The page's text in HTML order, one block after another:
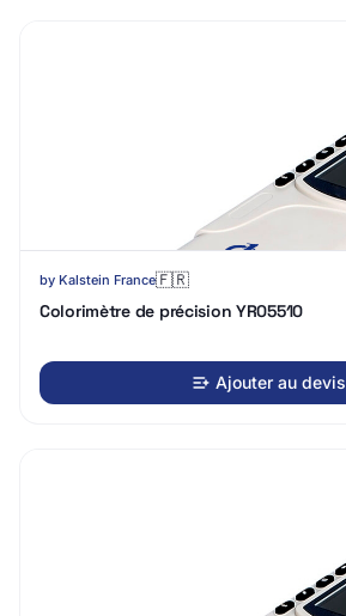
by Kalstein France🇫🇷
Colorimètre de précision YR05510
Ajouter au devis